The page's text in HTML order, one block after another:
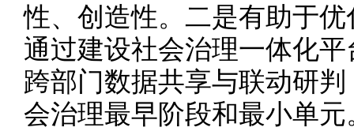
性、创造性。二是有助于
通过建设社会治理一体化
跨部门数据共享与联动研
会治理最早阶段和最小单